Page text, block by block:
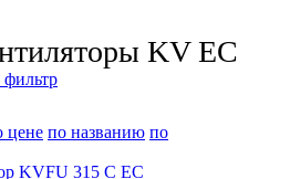
KV EC
цене по названию по